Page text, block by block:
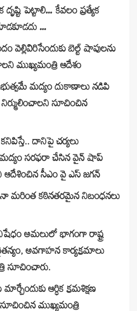
పెట్టాలి… కేవలం ప్రత్యేక
…
వెల్లివిరిసేందుకు బెల్ట్ షాపులను
ముఖ్యమంత్రి ఆదేశం
మద్యం దుకాణాలు నడిపి
నిర్ములించాలని సూచించిన
దానిపై చర్యలు
మద్యం సరఫరా చేసిన వైన్ షాప్
ఆదేశించిన సీఎం వై ఎస్ జగన్
మరింత కఠినతరమైన నిబంధనలు
అమలులో భాగంగా రాష్ట్ర
అవగాహన కార్యక్రమాలు
సూచించారు.
మార్చేందుకు ఆర్ధిక క్రమశిక్షణ
ముఖ్యమంత్రి